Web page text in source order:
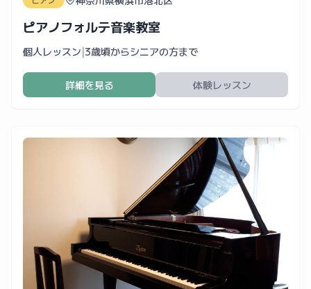
ピアノフォルテ音楽教室
個人レッスン|3歳頃からシニアの方まで
詳細を見る 体験レッスン